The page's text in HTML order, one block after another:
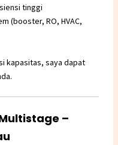
tinggi
(booster, RO, HVAC,
kapasitas, saya dapat
–